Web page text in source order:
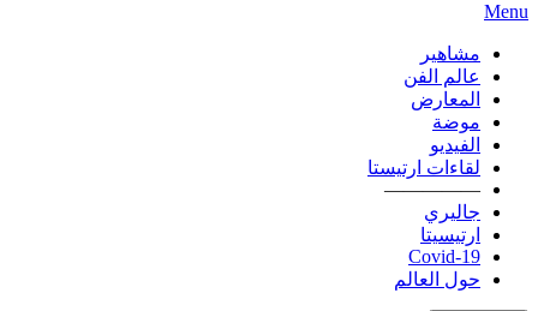
Menu
مشاهير
عالم الفن
المعارض
موضة
الفيديو
لقاءات ارتيستا
—————
جاليري
ارتيسيتا
Covid-19
حول العالم